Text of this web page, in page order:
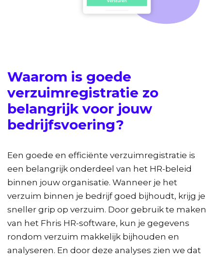
Waarom is goede
verzuimregistratie zo
belangrijk voor jouw
bedrijfsvoering?
Een goede en efficiënte verzuimregistratie is
een belangrijk onderdeel van het HR-beleid
binnen jouw organisatie. Wanneer je het
verzuim binnen je bedrijf goed bijhoudt, krijg je
sneller grip op verzuim. Door gebruik te maken
van het Fhris HR-software, kun je gegevens
rondom verzuim makkelijk bijhouden en
analyseren. En door deze analyses zien we dat